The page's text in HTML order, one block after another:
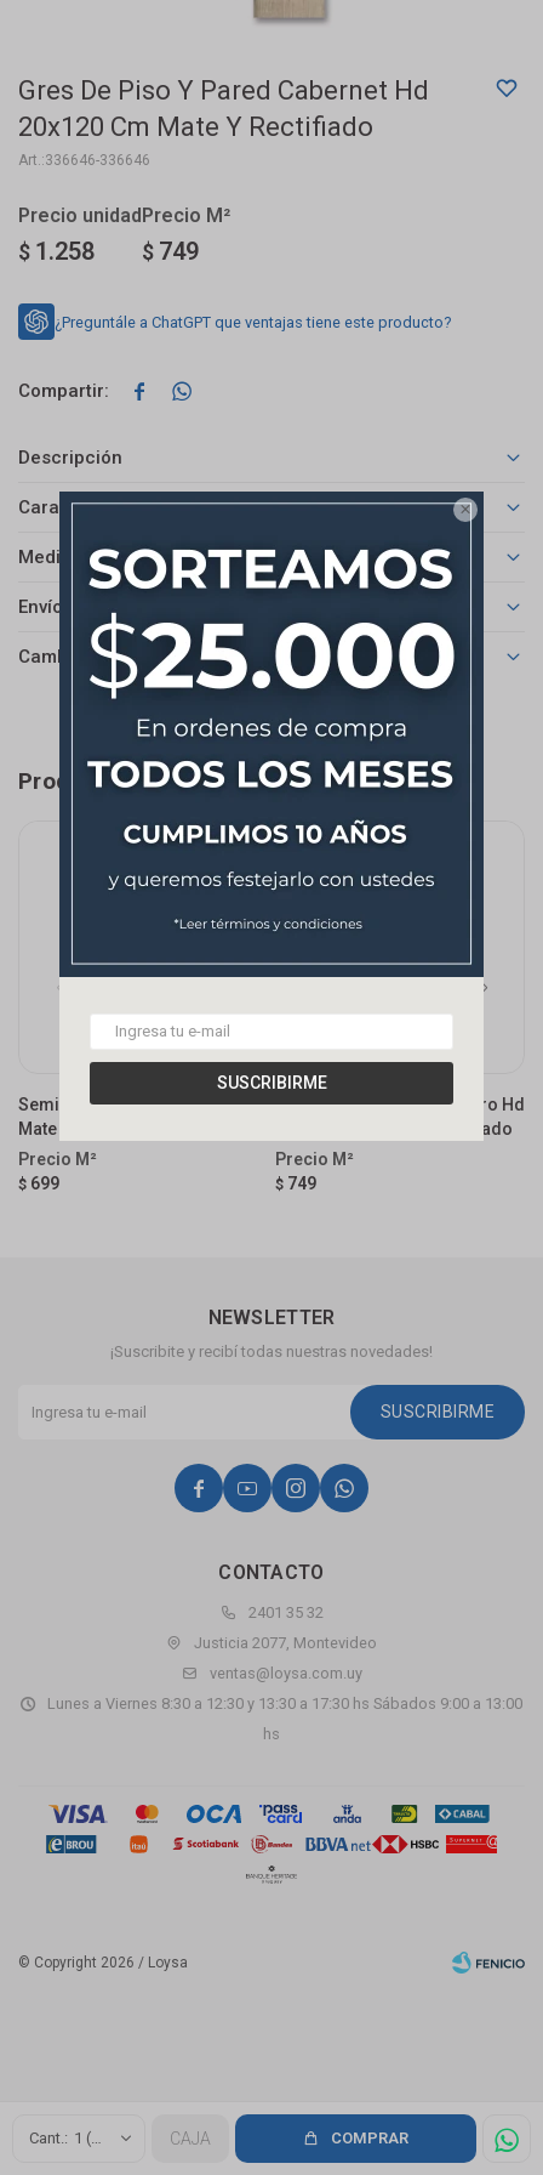

SUSCRIBIRME
Gres De Piso Y Pared Cabernet Hd
20x120 Cm Mate Y Rectifiado
336646-336646
$ 1.258 $ 749
1 (1.68m2) CAJA COMPRAR
¿Preguntále a ChatGPT que ventajas tiene este producto?
 
Descripción
Características
Medios de pago
Envíos
Cambios y Devoluciones
Productos que te pueden interesar
Semigres Zutim 27x110 Cm
Mate Y Rectificado
$ 699
Gres Carvalho Natural Claro Hd
20x120 Cm Mate Y Rectificado
$ 749
CONTACTO
2401 35 32
Justicia 2077, Montevideo
ventas@loysa.com.uy
Lunes a Viernes 8:30 a 12:30 y 13:30 a 17:30 hs Sábados 9:00 a 13:00
hs
NEWSLETTER
¡Suscribite y recibí todas nuestras novedades!
SUSCRIBIRME
   
© Copyright 2026 / Loysa
Fenicio